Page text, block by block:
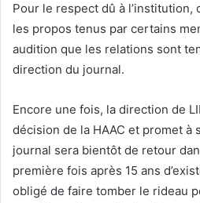
Pour le respect dû à l’institution,
les propos tenus par certains
audition que les relations sont
direction du journal.
Encore une fois, la direction de
décision de la HAAC et promet à
journal sera bientôt de retour
première fois après 15 ans
obligé de faire tomber le rideau